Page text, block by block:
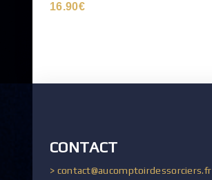
16.90€
CONTACT
> contact@aucomptoirdessorciers.fr